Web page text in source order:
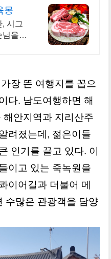
몽
시그
님을
장 뜬 여행지를 꼽으
다. 남도여행하면 해
해안지역과 지리산주
려졌는데, 젊은이들
인기를 끌고 있다. 이
이고 있는 죽녹원을
이어길과 더불어 메
수많은 관광객을 담양